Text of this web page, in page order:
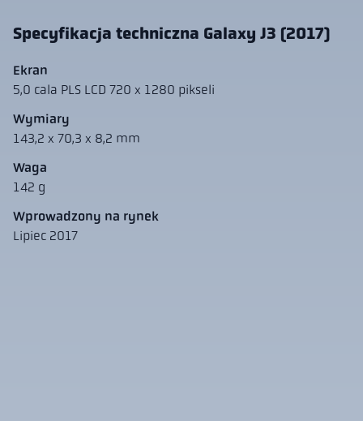
Specyfikacja techniczna Galaxy J3 (2017)
Ekran
5,0 cala PLS LCD 720 x 1280 pikseli
Wymiary
143,2 x 70,3 x 8,2 mm
Waga
142 g
Wprowadzony na rynek
Lipiec 2017